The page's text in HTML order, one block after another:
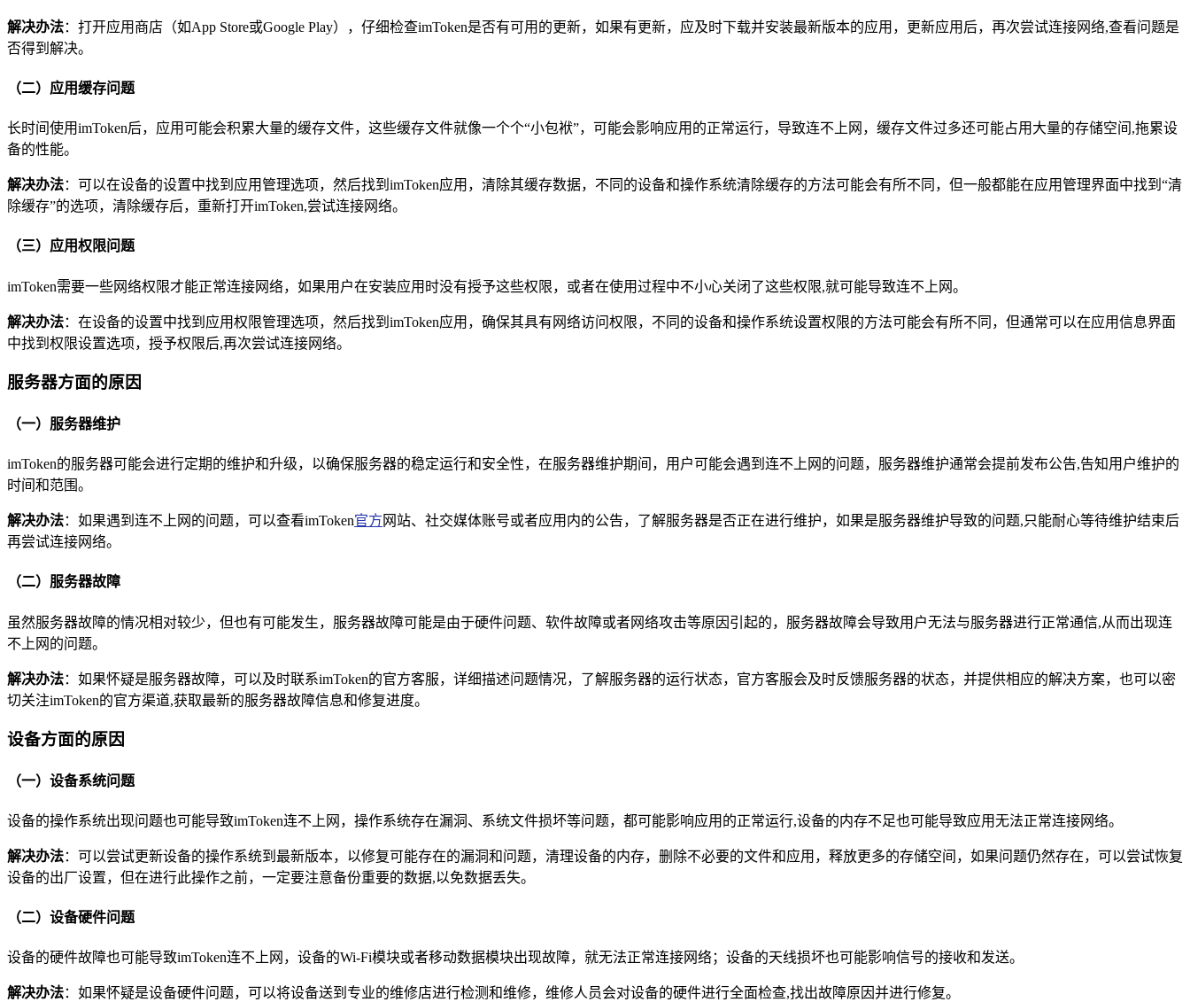
解决办法：打开应用商店（如App Store或Google Play），仔细检查imToken是否有可用的更新，如果有更新，应及时下载并安装最新版本的应用，更新应用后，再次尝试连接网络,查看问题是
否得到解决。
（二）应用缓存问题
长时间使用imToken后，应用可能会积累大量的缓存文件，这些缓存文件就像一个个“小包袱”，可能会影响应用的正常运行，导致连不上网，缓存文件过多还可能占用大量的存储空间,拖累设
备的性能。
解决办法：可以在设备的设置中找到应用管理选项，然后找到imToken应用，清除其缓存数据，不同的设备和操作系统清除缓存的方法可能会有所不同，但一般都能在应用管理界面中找到“清
除缓存”的选项，清除缓存后，重新打开imToken,尝试连接网络。
（三）应用权限问题
imToken需要一些网络权限才能正常连接网络，如果用户在安装应用时没有授予这些权限，或者在使用过程中不小心关闭了这些权限,就可能导致连不上网。
解决办法：在设备的设置中找到应用权限管理选项，然后找到imToken应用，确保其具有网络访问权限，不同的设备和操作系统设置权限的方法可能会有所不同，但通常可以在应用信息界面
中找到权限设置选项，授予权限后,再次尝试连接网络。
服务器方面的原因
（一）服务器维护
imToken的服务器可能会进行定期的维护和升级，以确保服务器的稳定运行和安全性，在服务器维护期间，用户可能会遇到连不上网的问题，服务器维护通常会提前发布公告,告知用户维护的
时间和范围。
解决办法：如果遇到连不上网的问题，可以查看imToken官方 网站、社交媒体账号或者应用内的公告，了解服务器是否正在进行维护，如果是服务器维护导致的问题,只能耐心等待维护结束后
再尝试连接网络。
（二）服务器故障
虽然服务器故障的情况相对较少，但也有可能发生，服务器故障可能是由于硬件问题、软件故障或者网络攻击等原因引起的，服务器故障会导致用户无法与服务器进行正常通信,从而出现连
不上网的问题。
解决办法：如果怀疑是服务器故障，可以及时联系imToken的官方客服，详细描述问题情况，了解服务器的运行状态，官方客服会及时反馈服务器的状态，并提供相应的解决方案，也可以密
切关注imToken的官方渠道,获取最新的服务器故障信息和修复进度。
设备方面的原因
（一）设备系统问题
设备的操作系统出现问题也可能导致imToken连不上网，操作系统存在漏洞、系统文件损坏等问题，都可能影响应用的正常运行,设备的内存不足也可能导致应用无法正常连接网络。
解决办法：可以尝试更新设备的操作系统到最新版本，以修复可能存在的漏洞和问题，清理设备的内存，删除不必要的文件和应用，释放更多的存储空间，如果问题仍然存在，可以尝试恢复
设备的出厂设置，但在进行此操作之前，一定要注意备份重要的数据,以免数据丢失。
（二）设备硬件问题
设备的硬件故障也可能导致imToken连不上网，设备的Wi-Fi模块或者移动数据模块出现故障，就无法正常连接网络；设备的天线损坏也可能影响信号的接收和发送。
解决办法：如果怀疑是设备硬件问题，可以将设备送到专业的维修店进行检测和维修，维修人员会对设备的硬件进行全面检查,找出故障原因并进行修复。